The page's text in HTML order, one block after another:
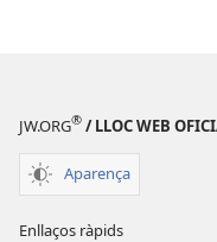
JW.ORG® / LLOC WEB
Aparença
Enllaços ràpids